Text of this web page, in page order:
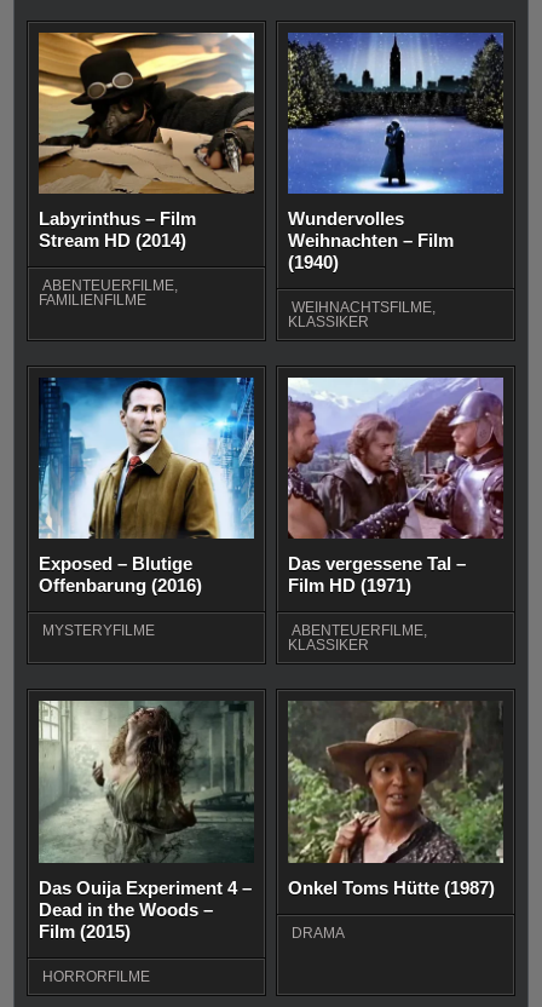
Labyrinthus – Film
Stream HD (2014)
ABENTEUERFILME,
FAMILIENFILME
Wundervolles
Weihnachten – Film
(1940)
WEIHNACHTSFILME,
KLASSIKER
Exposed – Blutige
Offenbarung (2016)
MYSTERYFILME
Das vergessene Tal –
Film HD (1971)
ABENTEUERFILME,
KLASSIKER
Das Ouija Experiment 4 –
Dead in the Woods –
Film (2015)
HORRORFILME
Onkel Toms Hütte (1987)
DRAMA